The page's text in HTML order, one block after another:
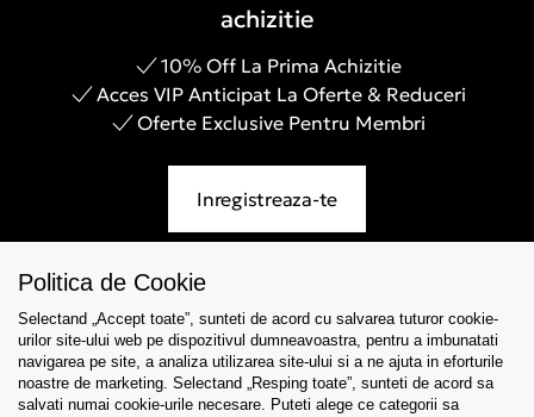
achizitie
10% Off La Prima Achizitie
Acces VIP Anticipat La Oferte & Reduceri
Oferte Exclusive Pentru Membri
Inregistreaza-te
Asistenta
Colectii
Politica de Cookie
Selectand „Accept toate”, sunteti de acord cu salvarea tuturor cookie-
urilor site-ului web pe dispozitivul dumneavoastra, pentru a imbunatati
navigarea pe site, a analiza utilizarea site-ului si a ne ajuta in eforturile
noastre de marketing. Selectand „Resping toate”, sunteti de acord sa
salvati numai cookie-urile necesare. Puteti alege ce categorii sa